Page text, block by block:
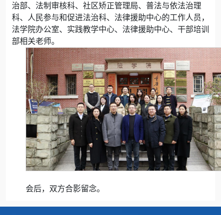
治部、法制审核科、社区矫正管理局、普法与依法治理
科、人民参与和促进法治科、法律援助中心的工作人员，
法学院办公室、实践教学中心、法律援助中心、干部培训
部相关老师。
会后，双方合影留念。